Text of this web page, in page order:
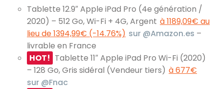
Tablette 12.9″ Apple iPad Pro (4e génération /
2020) – 512 Go, Wi-Fi + 4G, Argent à 1189,09€ au
lieu de 1394,99€ (-14.76%) sur @Amazon.es –
livrable en France
HOT! Tablette 11″ Apple iPad Pro Wi-Fi (2020)
– 128 Go, Gris sidéral (Vendeur tiers) à 677€
sur @Fnac